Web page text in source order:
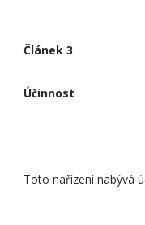
Článek 3
Účinnost
Toto nařízení nabývá